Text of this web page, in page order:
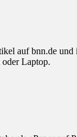
auf bnn.de und
Laptop.